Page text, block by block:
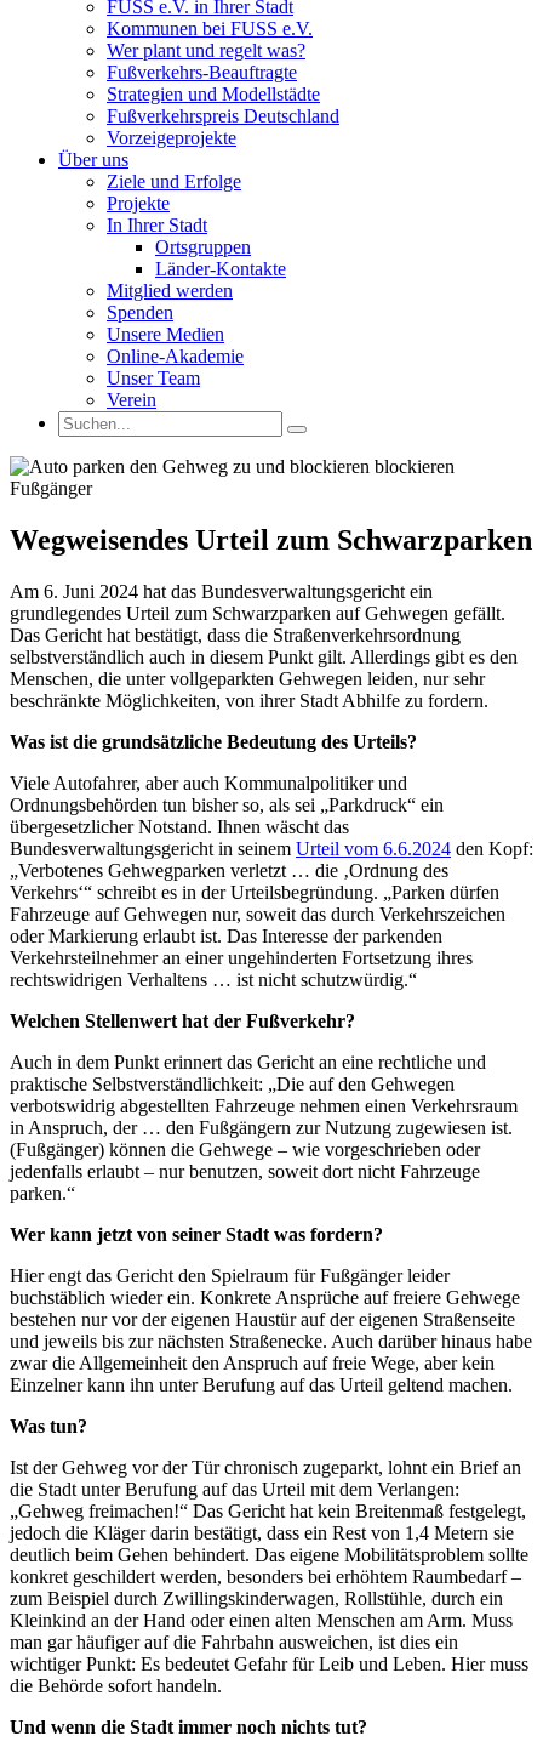
FUSS e.V. in Ihrer Stadt
Kommunen bei FUSS e.V.
Wer plant und regelt was?
Fußverkehrs-Beauftragte
Strategien und Modellstädte
Fußverkehrspreis Deutschland
Vorzeigeprojekte
Über uns
Ziele und Erfolge
Projekte
In Ihrer Stadt
Ortsgruppen
Länder-Kontakte
Mitglied werden
Spenden
Unsere Medien
Online-Akademie
Unser Team
Verein
Wegweisendes Urteil zum Schwarzparken
Am 6. Juni 2024 hat das Bundesverwaltungsgericht ein
grundlegendes Urteil zum Schwarzparken auf Gehwegen gefällt.
Das Gericht hat bestätigt, dass die Straßenverkehrsordnung
selbstverständlich auch in diesem Punkt gilt. Allerdings gibt es den
Menschen, die unter vollgeparkten Gehwegen leiden, nur sehr
beschränkte Möglichkeiten, von ihrer Stadt Abhilfe zu fordern.
Was ist die grundsätzliche Bedeutung des Urteils?
Viele Autofahrer, aber auch Kommunalpolitiker und
Ordnungsbehörden tun bisher so, als sei „Parkdruck“ ein
übergesetzlicher Notstand. Ihnen wäscht das
Bundesverwaltungsgericht in seinem Urteil vom 6.6.2024 den Kopf:
„Verbotenes Gehwegparken verletzt … die ‚Ordnung des
Verkehrs‘“ schreibt es in der Urteilsbegründung. „Parken dürfen
Fahrzeuge auf Gehwegen nur, soweit das durch Verkehrszeichen
oder Markierung erlaubt ist. Das Interesse der parkenden
Verkehrsteilnehmer an einer ungehinderten Fortsetzung ihres
rechtswidrigen Verhaltens … ist nicht schutzwürdig.“
Welchen Stellenwert hat der Fußverkehr?
Auch in dem Punkt erinnert das Gericht an eine rechtliche und
praktische Selbstverständlichkeit: „Die auf den Gehwegen
verbotswidrig abgestellten Fahrzeuge nehmen einen Verkehrsraum
in Anspruch, der … den Fußgängern zur Nutzung zugewiesen ist.
(Fußgänger) können die Gehwege – wie vorgeschrieben oder
jedenfalls erlaubt – nur benutzen, soweit dort nicht Fahrzeuge
parken.“
Wer kann jetzt von seiner Stadt was fordern?
Hier engt das Gericht den Spielraum für Fußgänger leider
buchstäblich wieder ein. Konkrete Ansprüche auf freiere Gehwege
bestehen nur vor der eigenen Haustür auf der eigenen Straßenseite
und jeweils bis zur nächsten Straßenecke. Auch darüber hinaus habe
zwar die Allgemeinheit den Anspruch auf freie Wege, aber kein
Einzelner kann ihn unter Berufung auf das Urteil geltend machen.
Was tun?
Ist der Gehweg vor der Tür chronisch zugeparkt, lohnt ein Brief an
die Stadt unter Berufung auf das Urteil mit dem Verlangen:
„Gehweg freimachen!“ Das Gericht hat kein Breitenmaß festgelegt,
jedoch die Kläger darin bestätigt, dass ein Rest von 1,4 Metern sie
deutlich beim Gehen behindert. Das eigene Mobilitätsproblem sollte
konkret geschildert werden, besonders bei erhöhtem Raumbedarf –
zum Beispiel durch Zwillingskinderwagen, Rollstühle, durch ein
Kleinkind an der Hand oder einen alten Menschen am Arm. Muss
man gar häufiger auf die Fahrbahn ausweichen, ist dies ein
wichtiger Punkt: Es bedeutet Gefahr für Leib und Leben. Hier muss
die Behörde sofort handeln.
Und wenn die Stadt immer noch nichts tut?